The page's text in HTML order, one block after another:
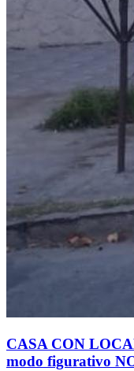
CASA CON
modo figurativo